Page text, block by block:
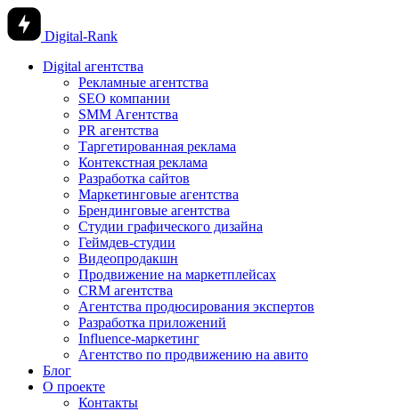
Digital-Rank
Digital агентства
Рекламные агентства
SEO компании
SMM Агентства
PR агентства
Таргетированная реклама
Контекстная реклама
Разработка сайтов
Маркетинговые агентства
Брендинговые агентства
Студии графического дизайна
Геймдев-студии
Видеопродакшн
Продвижение на маркетплейсах
CRM агентства
Агентства продюсирования экспертов
Разработка приложений
Influence-маркетинг
Агентство по продвижению на авито
Блог
О проекте
Контакты